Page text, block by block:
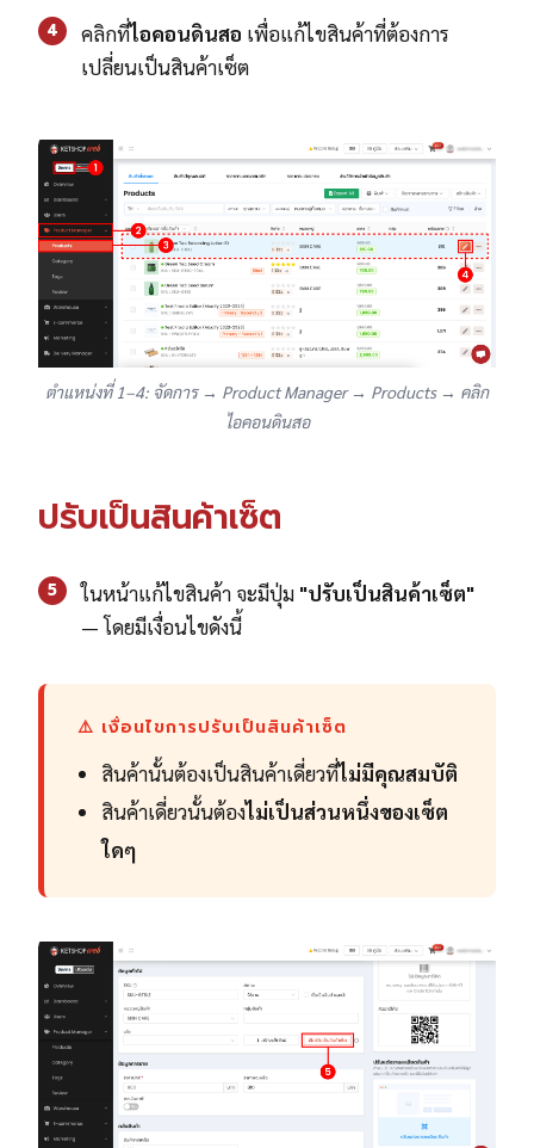
4 คลิกที่ไอคอนดินสอ เพื่อแก้ไขสินค้าที่ต้องการ
เปลี่ยนเป็นสินค้าเซ็ต
ตำแหน่งที่ 1–4: จัดการ → Product Manager → Products → คลิก
ไอคอนดินสอ
ปรับเป็นสินค้าเซ็ต
5 ในหน้าแก้ไขสินค้า จะมีปุ่ม "ปรับเป็นสินค้าเซ็ต"
— โดยมีเงื่อนไขดังนี้
⚠️ เงื่อนไขการปรับเป็นสินค้าเซ็ต
สินค้านั้นต้องเป็นสินค้าเดี่ยวที่ไม่มีคุณสมบัติ
สินค้าเดี่ยวนั้นต้องไม่เป็นส่วนหนึ่งของเซ็ต
ใดๆ